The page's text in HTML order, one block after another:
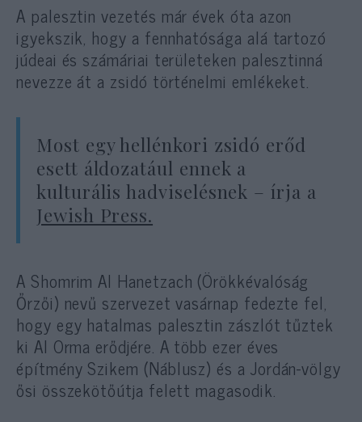
A palesztin vezetés már évek óta azon
igyekszik, hogy a fennhatósága alá tartozó
júdeai és számáriai területeken palesztinná
nevezze át a zsidó történelmi emlékeket.
Most egy hellénkori zsidó erőd
esett áldozatául ennek a
kulturális hadviselésnek – írja a
Jewish Press.
A Shomrim Al Hanetzach (Örökkévalóság
Őrzői) nevű szervezet vasárnap fedezte fel,
hogy egy hatalmas palesztin zászlót tűztek
ki Al Orma erődjére. A több ezer éves
építmény Szikem (Náblusz) és a Jordán-völgy
ősi összekötőútja felett magasodik.